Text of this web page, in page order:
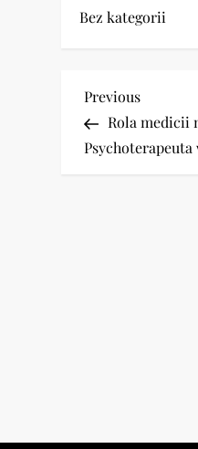
Bez kategorii
N
a
Previous
Post
Previous
Rola medicii